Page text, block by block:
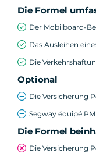
Die Formel
Der Mobilboard-
Das Ausleihen
Die
Optional
Die Versicherung
Segway équipé
Die Formel
Die Versicherung